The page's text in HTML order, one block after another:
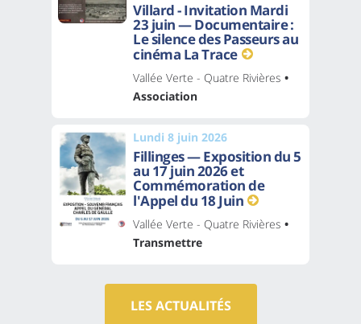
Villard - Invitation Mardi
23 juin — Documentaire :
Le silence des Passeurs au
cinéma La Trace
Vallée Verte - Quatre Rivières •
Association
Lundi 8 juin 2026
Fillinges — Exposition du 5
au 17 juin 2026 et
Commémoration de
l'Appel du 18 Juin
Vallée Verte - Quatre Rivières •
Transmettre
LES ACTUALITÉS